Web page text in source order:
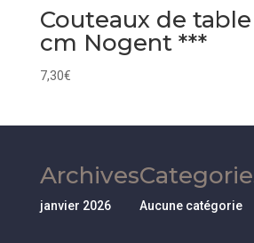
Couteaux de table
cm Nogent ***
7,30€
Archives
janvier 2026 Aucune catégorie